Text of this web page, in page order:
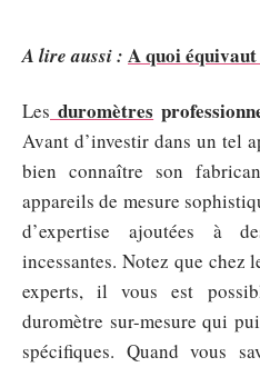
A lire aussi : A quoi
Les duromètres
Avant d’investir dans un tel
bien connaître son
appareils de mesure
d’expertise ajoutées à
incessantes. Notez que chez
experts, il vous est
duromètre sur-mesure qui
spécifiques. Quand vous